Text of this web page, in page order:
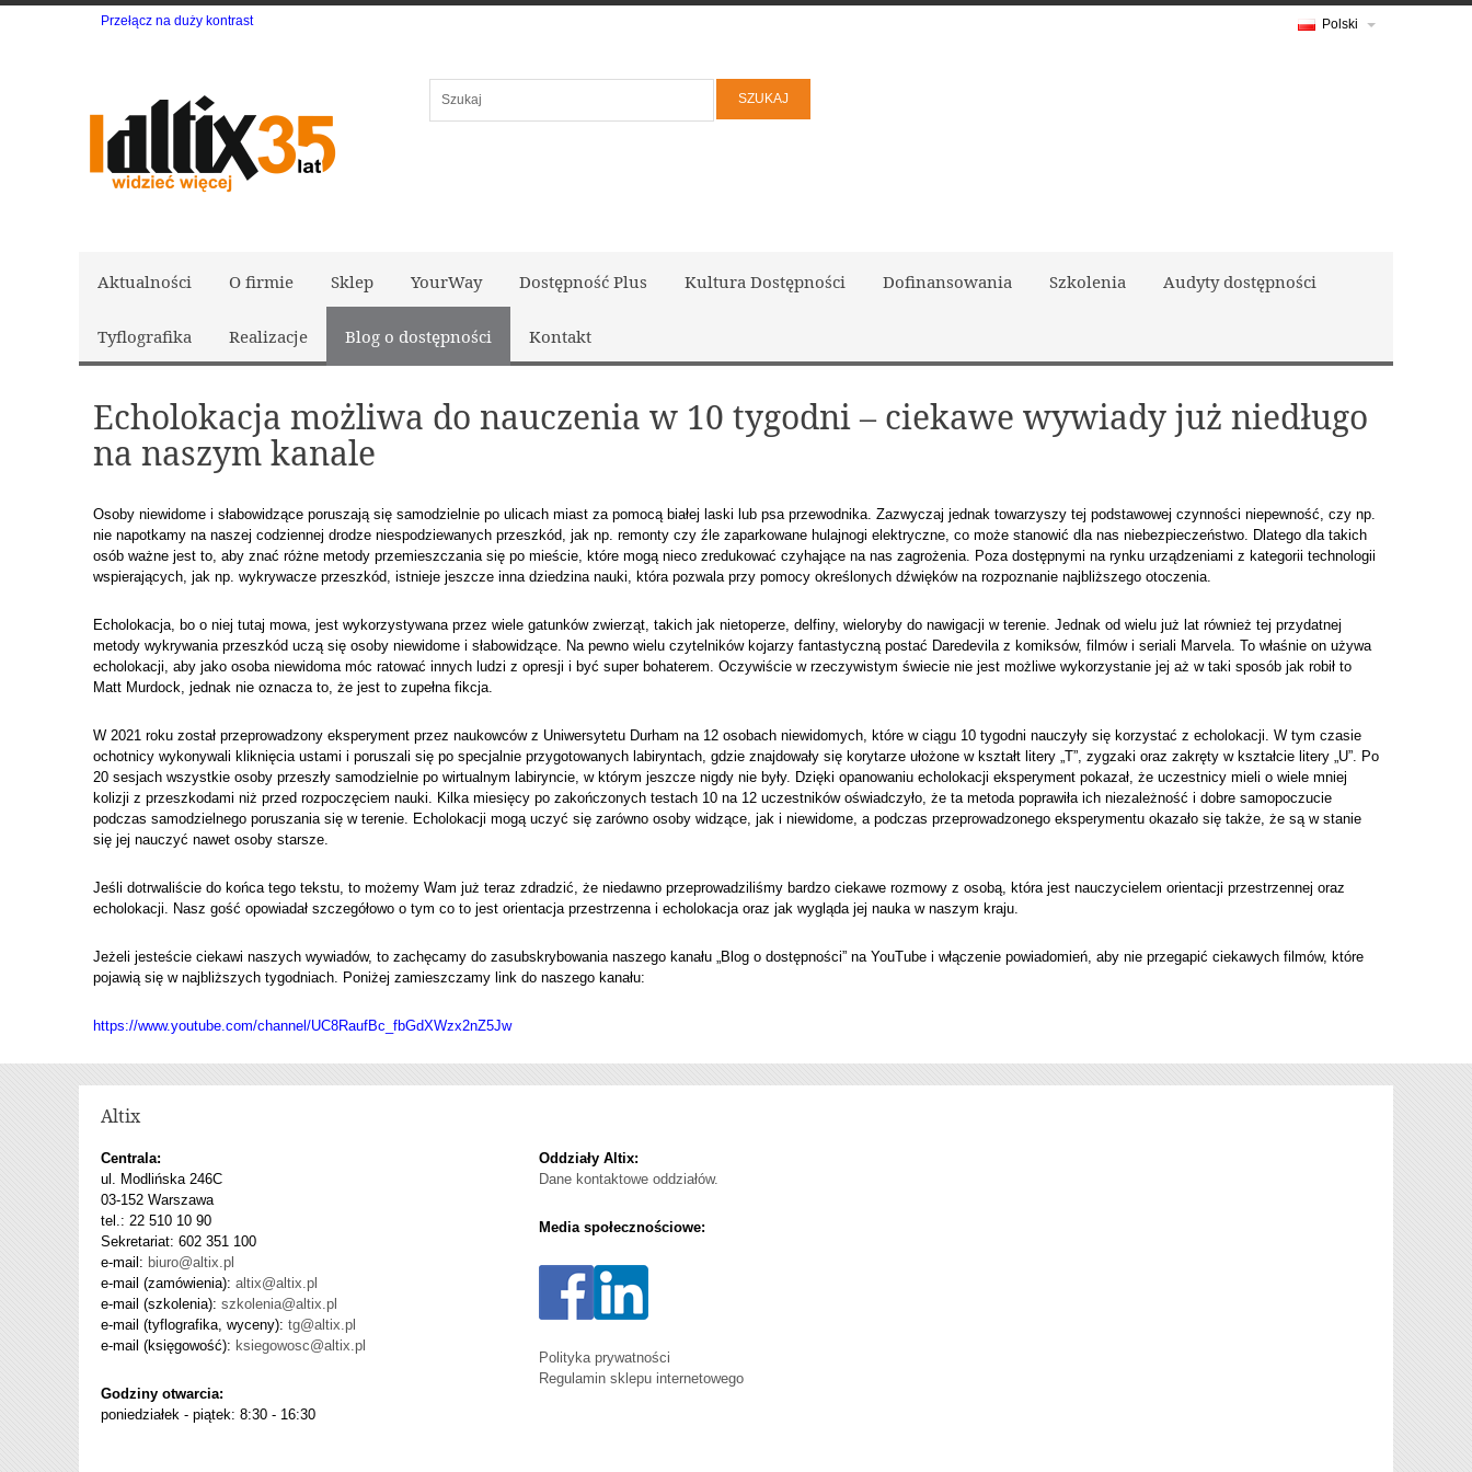
Przełącz na duży kontrast Polski
Aktualności O firmie Sklep YourWay Dostępność Plus Kultura Dostępności Dofinansowania Szkolenia Audyty dostępności
Tyflografika Realizacje Blog o dostępności Kontakt
Echolokacja możliwa do nauczenia w 10 tygodni – ciekawe wywiady już niedługo
na naszym kanale
Osoby niewidome i słabowidzące poruszają się samodzielnie po ulicach miast za pomocą białej laski lub psa przewodnika. Zazwyczaj jednak towarzyszy tej podstawowej czynności niepewność, czy np.
nie napotkamy na naszej codziennej drodze niespodziewanych przeszkód, jak np. remonty czy źle zaparkowane hulajnogi elektryczne, co może stanowić dla nas niebezpieczeństwo. Dlatego dla takich
osób ważne jest to, aby znać różne metody przemieszczania się po mieście, które mogą nieco zredukować czyhające na nas zagrożenia. Poza dostępnymi na rynku urządzeniami z kategorii technologii
wspierających, jak np. wykrywacze przeszkód, istnieje jeszcze inna dziedzina nauki, która pozwala przy pomocy określonych dźwięków na rozpoznanie najbliższego otoczenia.
Echolokacja, bo o niej tutaj mowa, jest wykorzystywana przez wiele gatunków zwierząt, takich jak nietoperze, delfiny, wieloryby do nawigacji w terenie. Jednak od wielu już lat również tej przydatnej
metody wykrywania przeszkód uczą się osoby niewidome i słabowidzące. Na pewno wielu czytelników kojarzy fantastyczną postać Daredevila z komiksów, filmów i seriali Marvela. To właśnie on używa
echolokacji, aby jako osoba niewidoma móc ratować innych ludzi z opresji i być super bohaterem. Oczywiście w rzeczywistym świecie nie jest możliwe wykorzystanie jej aż w taki sposób jak robił to
Matt Murdock, jednak nie oznacza to, że jest to zupełna fikcja.
W 2021 roku został przeprowadzony eksperyment przez naukowców z Uniwersytetu Durham na 12 osobach niewidomych, które w ciągu 10 tygodni nauczyły się korzystać z echolokacji. W tym czasie
ochotnicy wykonywali kliknięcia ustami i poruszali się po specjalnie przygotowanych labiryntach, gdzie znajdowały się korytarze ułożone w kształt litery „T”, zygzaki oraz zakręty w kształcie litery „U”. Po
20 sesjach wszystkie osoby przeszły samodzielnie po wirtualnym labiryncie, w którym jeszcze nigdy nie były. Dzięki opanowaniu echolokacji eksperyment pokazał, że uczestnicy mieli o wiele mniej
kolizji z przeszkodami niż przed rozpoczęciem nauki. Kilka miesięcy po zakończonych testach 10 na 12 uczestników oświadczyło, że ta metoda poprawiła ich niezależność i dobre samopoczucie
podczas samodzielnego poruszania się w terenie. Echolokacji mogą uczyć się zarówno osoby widzące, jak i niewidome, a podczas przeprowadzonego eksperymentu okazało się także, że są w stanie
się jej nauczyć nawet osoby starsze.
Jeśli dotrwaliście do końca tego tekstu, to możemy Wam już teraz zdradzić, że niedawno przeprowadziliśmy bardzo ciekawe rozmowy z osobą, która jest nauczycielem orientacji przestrzennej oraz
echolokacji. Nasz gość opowiadał szczegółowo o tym co to jest orientacja przestrzenna i echolokacja oraz jak wygląda jej nauka w naszym kraju.
Jeżeli jesteście ciekawi naszych wywiadów, to zachęcamy do zasubskrybowania naszego kanału „Blog o dostępności” na YouTube i włączenie powiadomień, aby nie przegapić ciekawych filmów, które
pojawią się w najbliższych tygodniach. Poniżej zamieszczamy link do naszego kanału:
https://www.youtube.com/channel/UC8RaufBc_fbGdXWzx2nZ5Jw
Altix
Centrala:
ul. Modlińska 246C
03-152 Warszawa
tel.: 22 510 10 90
Sekretariat: 602 351 100
e-mail: biuro@altix.pl
e-mail (zamówienia): altix@altix.pl
e-mail (szkolenia): szkolenia@altix.pl
e-mail (tyflografika, wyceny): tg@altix.pl
e-mail (księgowość): ksiegowosc@altix.pl
Godziny otwarcia:
poniedziałek - piątek: 8:30 - 16:30
Oddziały Altix:
Dane kontaktowe oddziałów.
Media społecznościowe:
Polityka prywatności
Regulamin sklepu internetowego